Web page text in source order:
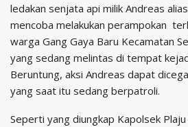
ledakan senjata api milik Andreas
mencoba melakukan perampokan
warga Gang Gaya Baru Kecamatan
yang sedang melintas di tempat
Beruntung, aksi Andreas dapat
yang saat itu sedang berpatroli.
Seperti yang diungkap Kapolsek Plaju